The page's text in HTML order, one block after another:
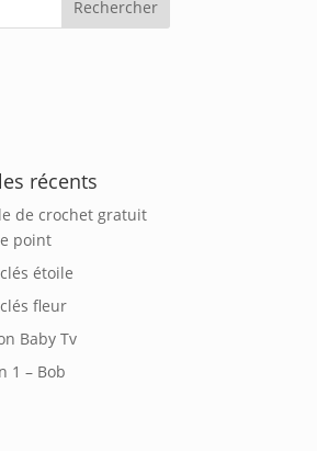
récents
de crochet gratuit
point
étoile
fleur
Baby Tv
1 – Bob